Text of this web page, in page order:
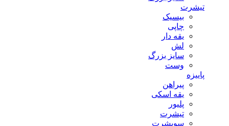
تیشرت
بیسیک
چاپی
یقه دار
لش
سایز بزرگ
وست
پاییزه
پیراهن
یقه اسکی
پلیور
تیشرت
سویشرت